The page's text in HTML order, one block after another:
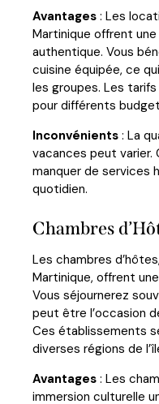
Avantages : Les
Martinique offrent
authentique. Vous
cuisine équipée, ce
les groupes. Les
pour différents
Inconvénients : La
vacances peut
manquer de services
quotidien.
Chambres
Les chambres
Martinique, offrent
Vous séjournerez
peut être l’occasion
Ces établissements
diverses régions de
Avantages : Les
immersion culturelle